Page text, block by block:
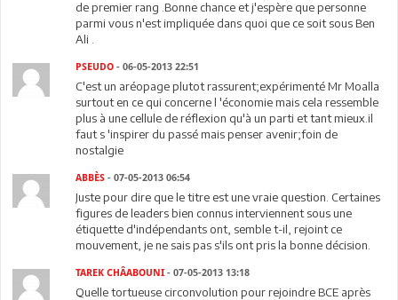
de premier rang .Bonne chance et j'espère que personne
parmi vous n'est impliquée dans quoi que ce soit sous Ben
Ali .
PSEUDO - 06-05-2013 22:51
C'est un aréopage plutot rassurent;expérimenté Mr Moalla
surtout en ce qui concerne l 'économie mais cela ressemble
plus à une cellule de réflexion qu'à un parti et tant mieux.il
faut s 'inspirer du passé mais penser avenir;foin de
nostalgie
ABBÈS - 07-05-2013 06:54
Juste pour dire que le titre est une vraie question. Certaines
figures de leaders bien connus interviennent sous une
étiquette d'indépendants ont, semble t-il, rejoint ce
mouvement, je ne sais pas s'ils ont pris la bonne décision.
TAREK CHÂABOUNI - 07-05-2013 13:18
Quelle tortueuse circonvolution pour rejoindre BCE après